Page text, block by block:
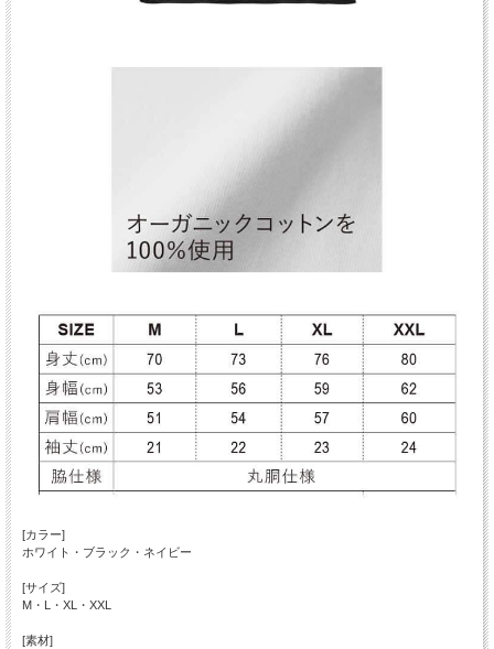
[カラー]
ホワイト・ブラック・ネイビー
[サイズ]
M・L・XL・XXL
[素材]